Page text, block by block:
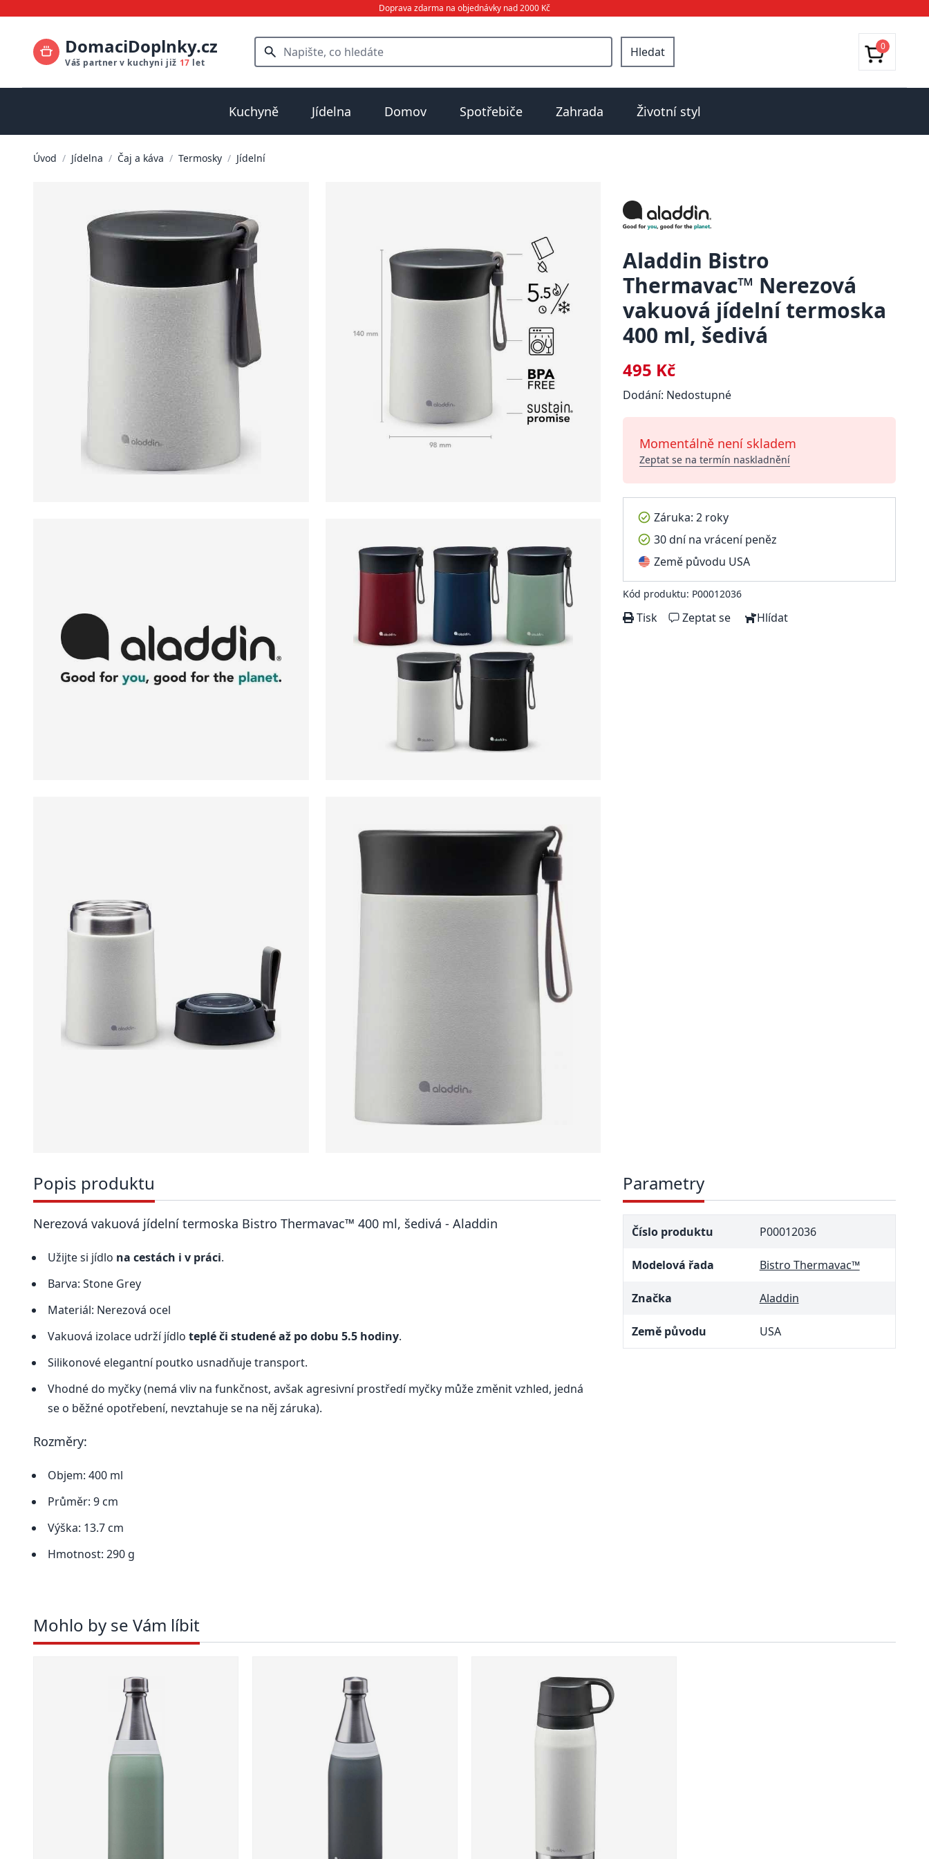
Doprava zdarma na objednávky nad 2000 Kč
DomaciDoplnky.cz
Váš partner v kuchyni již 17 let
Hledat 0
Kuchyně Jídelna Domov Spotřebiče Zahrada Životní styl
Úvod / Jídelna / Čaj a káva / Termosky / Jídelní
Aladdin Bistro
Thermavac™ Nerezová
vakuová jídelní termoska
400 ml, šedivá
495 Kč
Dodání: Nedostupné
Momentálně není skladem
Zeptat se na termín naskladnění
Záruka: 2 roky
30 dní na vrácení peněz
Země původu USA
Kód produktu: P00012036
Tisk Zeptat se Hlídat
Popis produktu
Nerezová vakuová jídelní termoska Bistro Thermavac™ 400 ml, šedivá - Aladdin
Užijte si jídlo na cestách i v práci.
Barva: Stone Grey
Materiál: Nerezová ocel
Vakuová izolace udrží jídlo teplé či studené až po dobu 5.5 hodiny.
Silikonové elegantní poutko usnadňuje transport.
Vhodné do myčky (nemá vliv na funkčnost, avšak agresivní prostředí myčky může změnit vzhled, jedná
se o běžné opotřebení, nevztahuje se na něj záruka).
Rozměry:
Objem: 400 ml
Průměr: 9 cm
Výška: 13.7 cm
Hmotnost: 290 g
Parametry
Číslo produktu P00012036
Modelová řada Bistro Thermavac™
Značka Aladdin
Země původu USA
Mohlo by se Vám líbit